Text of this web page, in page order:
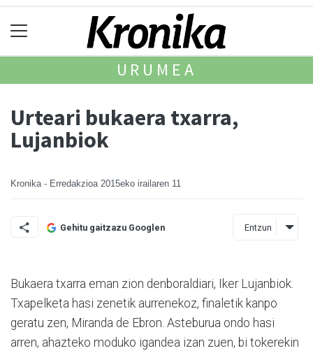
URUMEA
Urteari bukaera txarra,
Lujanbiok
Kronika - Erredakzioa 2015eko irailaren 11
Gehitu gaitzazu Googlen Entzun
Bukaera txarra eman zion denboraldiari, Iker Lujanbiok.
Txa­pelketa hasi zenetik aurrenekoz, finaletik kanpo
geratu zen, Miranda de Ebron. Asteburua ondo hasi
arren, ahazteko mo­du­ko igandea izan zuen, bi to­ke­rekin